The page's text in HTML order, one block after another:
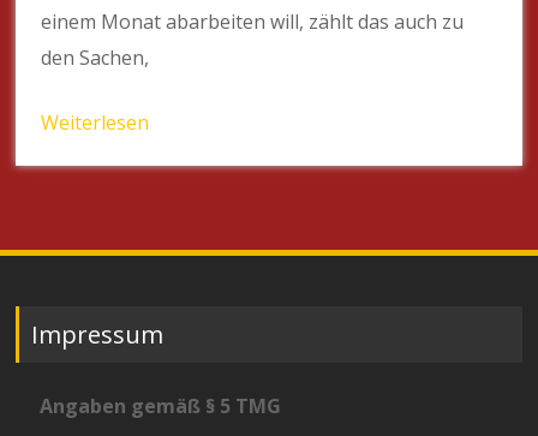
einem Monat abarbeiten will, zählt das auch zu
den Sachen,
Weiterlesen
Impressum
Angaben gemäß § 5 TMG